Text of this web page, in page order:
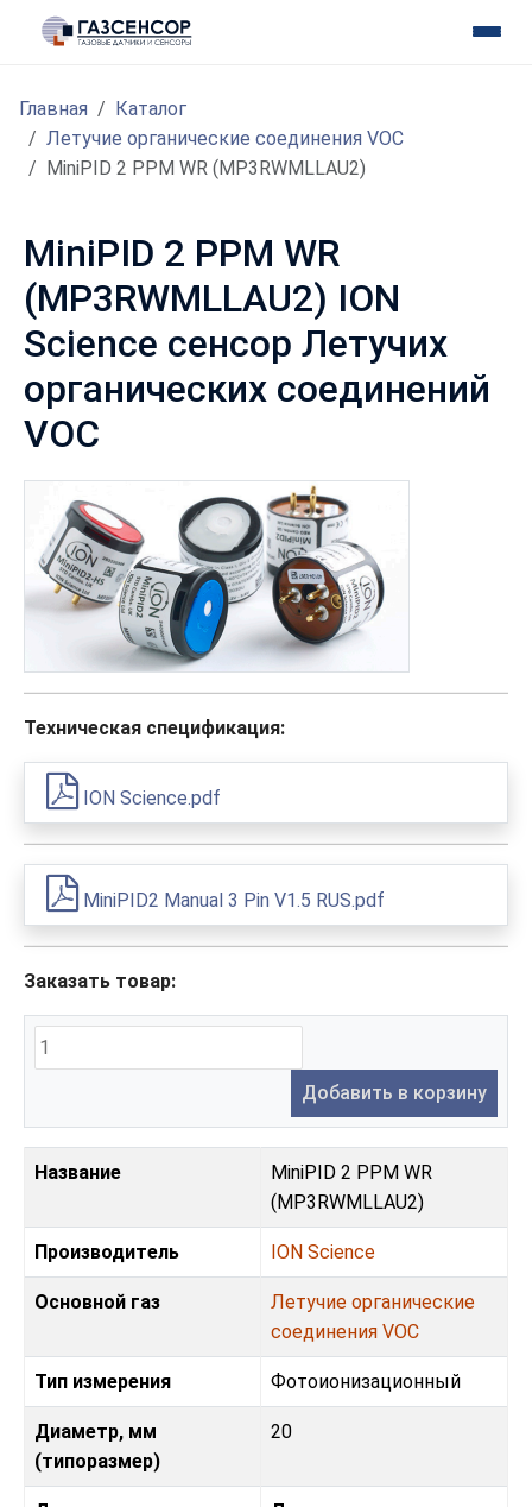
Главная
Каталог
Летучие органические соединения VOC
MiniPID 2 PPM WR (MP3RWMLLAU2)
MiniPID 2 PPM WR
(MP3RWMLLAU2) ION
Science сенсор Летучих
органических соединений
VOC
Техническая спецификация:
ION Science.pdf
MiniPID2 Manual 3 Pin V1.5 RUS.pdf
Заказать товар:
Добавить в корзину
Название
MiniPID 2 PPM WR
(MP3RWMLLAU2)
Производитель ION Science
Основной газ
Летучие органические
соединения VOC
Тип измерения Фотоионизационный
Диаметр, мм
(типоразмер)
20